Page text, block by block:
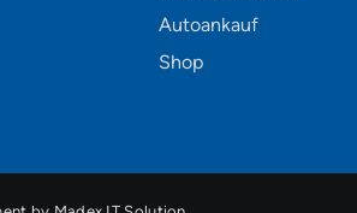
Autoankauf
Shop